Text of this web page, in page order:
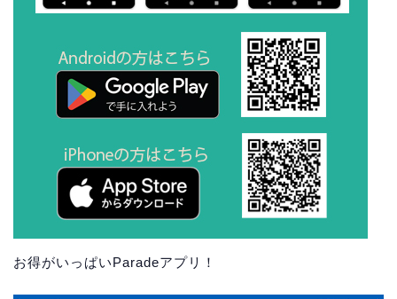
お得がいっぱいParadeアプリ！